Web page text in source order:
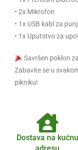
• 2x Mikrofon
• 1x USB kabl za
• 1x Uputstvo za
Savršen poklon
Zabavite se u
pikniku!
Dostava na kućnu